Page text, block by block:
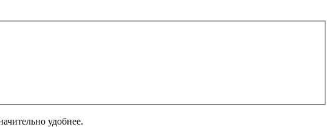
удобнее.